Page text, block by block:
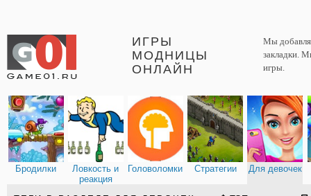
ИГРЫ
МОДНИЦЫ
ОНЛАЙН
Мы
закладки.
игры.
Бродилки
Ловкость и
реакция
Головоломки Стратегии Для девочек